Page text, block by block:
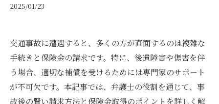
2025/01/23
交通事故に遭遇すると、多くの方が直面するのは複雑な
手続きと保険金の請求です。特に、後遺障害や傷害を伴
う場合、適切な補償を受けるためには専門家のサポート
が不可欠です。本記事では、弁護士の役割を通じて、事
故後の賢い請求方法と保険金取得のポイントを詳しく解